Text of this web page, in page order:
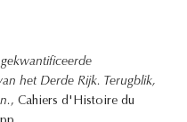
het Derde Rijk. Terugblik,
, Cahiers d'Histoire du